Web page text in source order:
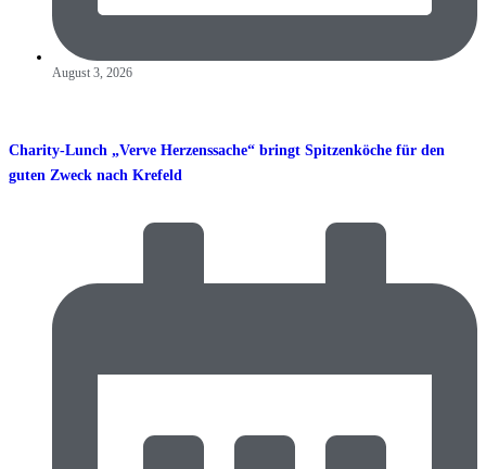
August 3, 2026
Charity-Lunch „Verve Herzenssache“ bringt Spitzenköche für den
guten Zweck nach Krefeld